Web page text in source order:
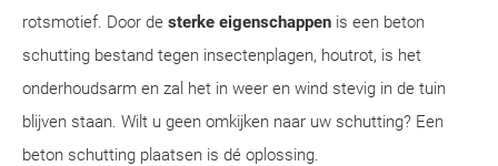
rotsmotief. Door de sterke eigenschappen is een beton
schutting bestand tegen insectenplagen, houtrot, is het
onderhoudsarm en zal het in weer en wind stevig in de tuin
blijven staan. Wilt u geen omkijken naar uw schutting? Een
beton schutting plaatsen is dé oplossing.